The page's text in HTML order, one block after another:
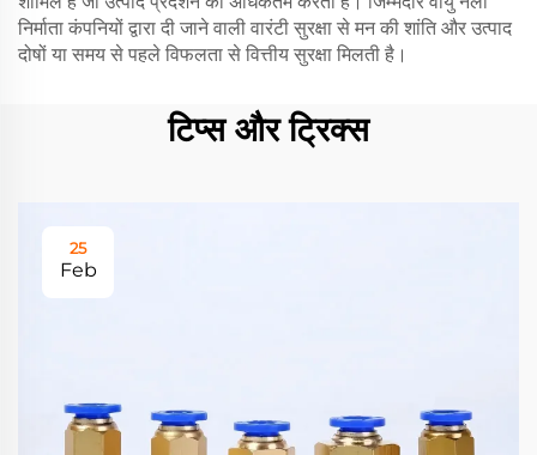
निर्माता कंपनियों द्वारा दी जाने वाली वारंटी सुरक्षा से मन की शांति और उत्पाद
दोषों या समय से पहले विफलता से वित्तीय सुरक्षा मिलती है।
टिप्स और ट्रिक्स
25
Feb